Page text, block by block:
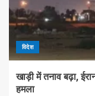
विदेश
खाड़ी में तनाव बढ़ा,
हमला